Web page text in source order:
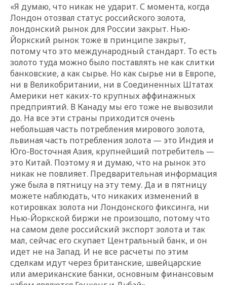
«Я думаю, что никак не ударит. С момента, когда
Лондон отозвал статус российского золота,
лондонский рынок для России закрыт. Нью-
Йоркский рынок тоже в принципе закрыт,
потому что это международный стандарт. То есть
золото туда можно было поставлять не как слитки
банковские, а как сырье. Но как сырье ни в Европе,
ни в Великобритании, ни в Соединенных Штатах
Америки нет каких-то крупных аффинажных
предприятий. В Канаду мы его тоже не вывозили
до. На все эти страны приходится очень
небольшая часть потребления мирового золота,
львиная часть потребления золота — это Индия и
Юго-Восточная Азия, крупнейший потребитель —
это Китай. Поэтому я и думаю, что на рынок это
никак не повлияет. Предварительная информация
уже была в пятницу на эту тему. Да и в пятницу
можете наблюдать, что никаких изменений в
котировках золота ни Лондонского фиксинга, ни
Нью-Йоркской биржи не произошло, потому что
на самом деле российский экспорт золота и так
мал, сейчас его скупает Центральный банк, и он
идет не на Запад. И не все расчеты по этим
сделкам идут через британские, швейцарские
или американские банки, основным финансовым